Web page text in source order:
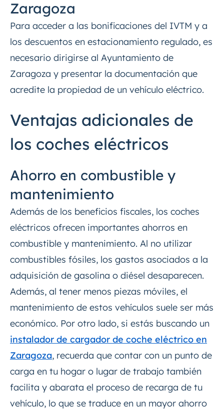
Zaragoza
Para acceder a las bonificaciones del IVTM y a
los descuentos en estacionamiento regulado, es
necesario dirigirse al Ayuntamiento de
Zaragoza y presentar la documentación que
acredite la propiedad de un vehículo eléctrico.
Ventajas adicionales de
los coches eléctricos
Ahorro en combustible y
mantenimiento
Además de los beneficios fiscales, los coches
eléctricos ofrecen importantes ahorros en
combustible y mantenimiento. Al no utilizar
combustibles fósiles, los gastos asociados a la
adquisición de gasolina o diésel desaparecen.
Además, al tener menos piezas móviles, el
mantenimiento de estos vehículos suele ser más
económico. Por otro lado, si estás buscando un
instalador de cargador de coche eléctrico en
Zaragoza, recuerda que contar con un punto de
carga en tu hogar o lugar de trabajo también
facilita y abarata el proceso de recarga de tu
vehículo, lo que se traduce en un mayor ahorro